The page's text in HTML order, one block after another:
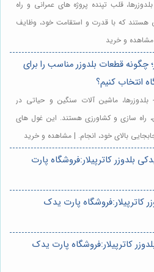
قلب تپنده پروژه های عمرانی و راه
هستند که با قدرت و استقامت خود، وظایف
مشاهده و خرید
چگونه قطعات بلدوزر مناسب را برای
انتخاب کنیم؟
بلدوزرها، ماشین آلات سنگین و حیاتی در
سازی و کشاورزی هستند. این غول های
بالای خود، انجام. | مشاهده و خرید
بلدوزر کاترپیلار:فروشگاه پارت
کاترپیلار:فروشگاه پارت یدک
کاترپیلار:فروشگاه پارت یدک